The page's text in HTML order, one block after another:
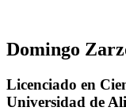
Domingo
Licenciado en
Universidad de